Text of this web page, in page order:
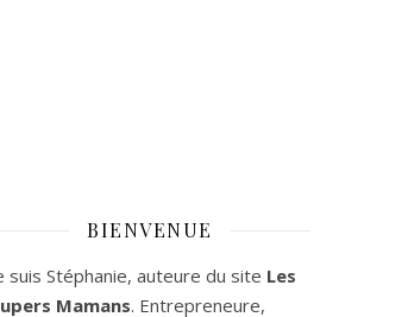
BIENVENUE
suis Stéphanie, auteure du site Les
Mamans. Entrepreneure,